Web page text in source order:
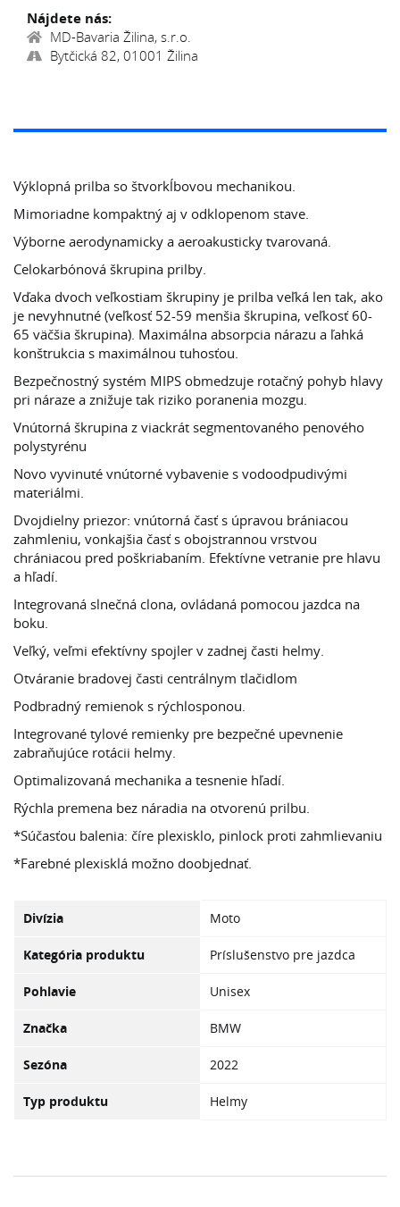
Nájdete nás:
MD-Bavaria Žilina, s.r.o.
Bytčická 82, 01001 Žilina
Výklopná prilba so štvorkĺbovou mechanikou.
Mimoriadne kompaktný aj v odklopenom stave.
Výborne aerodynamicky a aeroakusticky tvarovaná.
Celokarbónová škrupina prilby.
Vďaka dvoch veľkostiam škrupiny je prilba veľká len tak, ako
je nevyhnutné (veľkosť 52-59 menšia škrupina, veľkosť 60-
65 väčšia škrupina). Maximálna absorpcia nárazu a ľahká
konštrukcia s maximálnou tuhosťou.
Bezpečnostný systém MIPS obmedzuje rotačný pohyb hlavy
pri náraze a znižuje tak riziko poranenia mozgu.
Vnútorná škrupina z viackrát segmentovaného penového
polystyrénu
Novo vyvinuté vnútorné vybavenie s vodoodpudivými
materiálmi.
Dvojdielny priezor: vnútorná časť s úpravou brániacou
zahmleniu, vonkajšia časť s obojstrannou vrstvou
chrániacou pred poškriabaním. Efektívne vetranie pre hlavu
a hľadí.
Integrovaná slnečná clona, ovládaná pomocou jazdca na
boku.
Veľký, veľmi efektívny spojler v zadnej časti helmy.
Otváranie bradovej časti centrálnym tlačidlom
Podbradný remienok s rýchlosponou.
Integrované tylové remienky pre bezpečné upevnenie
zabraňujúce rotácii helmy.
Optimalizovaná mechanika a tesnenie hľadí.
Rýchla premena bez náradia na otvorenú prilbu.
*Súčasťou balenia: číre plexisklo, pinlock proti zahmlievaniu
*Farebné plexisklá možno doobjednať.
Divízia Moto
Kategória produktu Príslušenstvo pre jazdca
Pohlavie Unisex
Značka BMW
Sezóna 2022
Typ produktu Helmy